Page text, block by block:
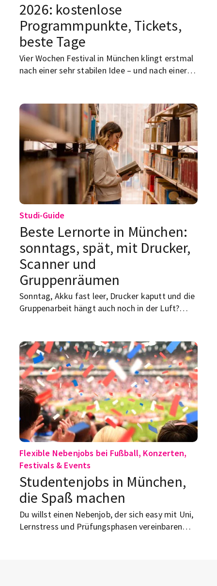
2026: kostenlose
Programmpunkte, Tickets,
beste Tage
Vier Wochen Festival in München klingt erstmal
nach einer sehr stabilen Idee – und nach einer
das der Punkt: Es geht auch ohne finanziellen
Totalschaden. Das Festival läuft vom 19. Juni
bis 19. Juli 2026 im Olympiapark Süd, der
Zugang zum Gelände mit dem Markt der Ideen
ist frei, und über 90 Prozent der
Kulturveranstaltungen sind kostenlos
zugänglich.
Studi-Guide
Beste Lernorte in München:
sonntags, spät, mit Drucker,
Scanner und
Gruppenräumen
Sonntag, Akku fast leer, Drucker kaputt und die
Gruppenarbeit hängt auch noch in der Luft?
Diese Adressen in München sind für Studierende
besonders nützlich — mit langen
Öffnungszeiten, Drucker, Scanner und
Gruppenräumen.
Flexible Nebenjobs bei Fußball, Konzerten,
Festivals & Events
Studentenjobs in München,
die Spaß machen
Du willst einen Nebenjob, der sich easy mit Uni,
Lernstress und Prüfungsphasen vereinbaren